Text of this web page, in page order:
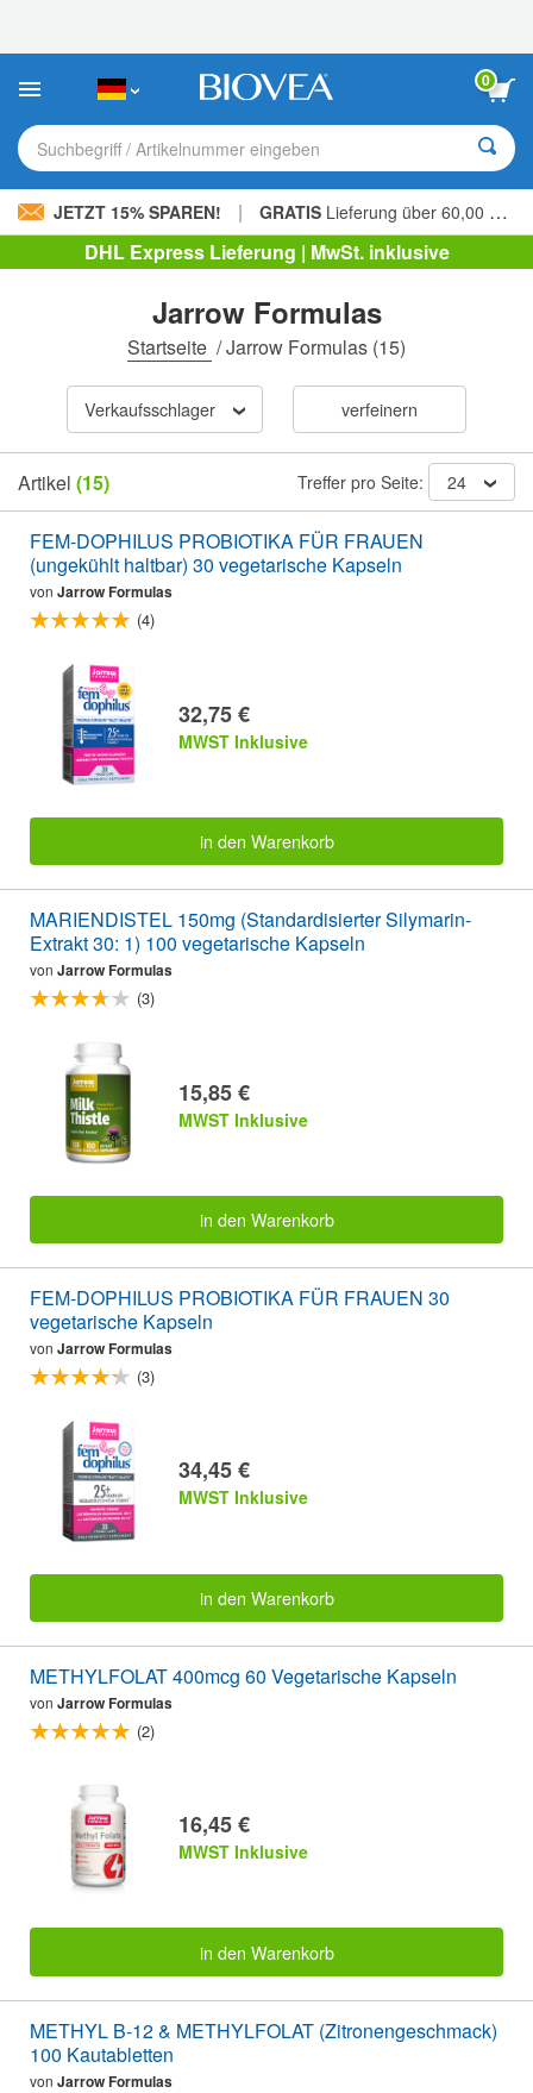
Sie:
Website
ein
Barrierefreiheitssystem.
0
Suchbegriff / Artikelnummer eingeben
JETZT 15% SPAREN! | GRATIS Lieferung über 60,00 € »
DHL Express Lieferung | MwSt. inklusive
Jarrow Formulas
Startseite /Jarrow Formulas (15)
Verkaufsschlager verfeinern
Artikel (15) Treffer pro Seite: 24
FEM-DOPHILUS PROBIOTIKA FÜR FRAUEN
(ungekühlt haltbar) 30 vegetarische Kapseln
von Jarrow Formulas
(4)
32,75 €
MWST Inklusive
in den Warenkorb
MARIENDISTEL 150mg (Standardisierter Silymarin-
Extrakt 30: 1) 100 vegetarische Kapseln
von Jarrow Formulas
(3)
15,85 €
MWST Inklusive
in den Warenkorb
FEM-DOPHILUS PROBIOTIKA FÜR FRAUEN 30
vegetarische Kapseln
von Jarrow Formulas
(3)
34,45 €
MWST Inklusive
in den Warenkorb
METHYLFOLAT 400mcg 60 Vegetarische Kapseln
von Jarrow Formulas
(2)
16,45 €
MWST Inklusive
in den Warenkorb
METHYL B-12 & METHYLFOLAT (Zitronengeschmack)
100 Kautabletten
von Jarrow Formulas